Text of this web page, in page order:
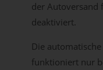
der Autoversand
deaktiviert.
Die
funktioniert nur